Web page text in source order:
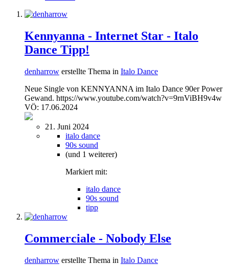
Kennyanna - Internet Star - Italo
Dance Tipp!
denharrow erstellte Thema in Italo Dance
Neue Single von KENNYANNA im Italo Dance 90er Power
Gewand. https://www.youtube.com/watch?v=9rnViBH9v4w
VÖ: 17.06.2024
21. Juni 2024
italo dance
90s sound
(und 1 weiterer)
Markiert mit:
italo dance
90s sound
tipp
Commerciale - Nobody Else
denharrow erstellte Thema in Italo Dance